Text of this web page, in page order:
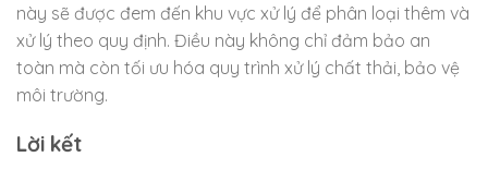
này sẽ được đem đến khu vực xử lý để phân loại thêm và
xử lý theo quy định. Điều này không chỉ đảm bảo an
toàn mà còn tối ưu hóa quy trình xử lý chất thải, bảo vệ
môi trường.
Lời kết